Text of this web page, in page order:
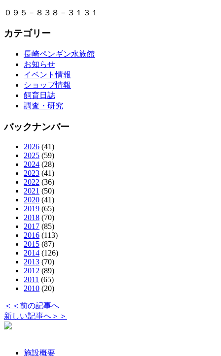
０９５－８３８－３１３１
カテゴリー
長崎ペンギン水族館
お知らせ
イベント情報
ショップ情報
飼育日誌
調査・研究
バックナンバー
2026 (41)
2025 (59)
2024 (28)
2023 (41)
2022 (36)
2021 (50)
2020 (41)
2019 (65)
2018 (70)
2017 (85)
2016 (113)
2015 (87)
2014 (126)
2013 (70)
2012 (89)
2011 (65)
2010 (20)
＜＜前の記事へ
新しい記事へ＞＞
施設概要